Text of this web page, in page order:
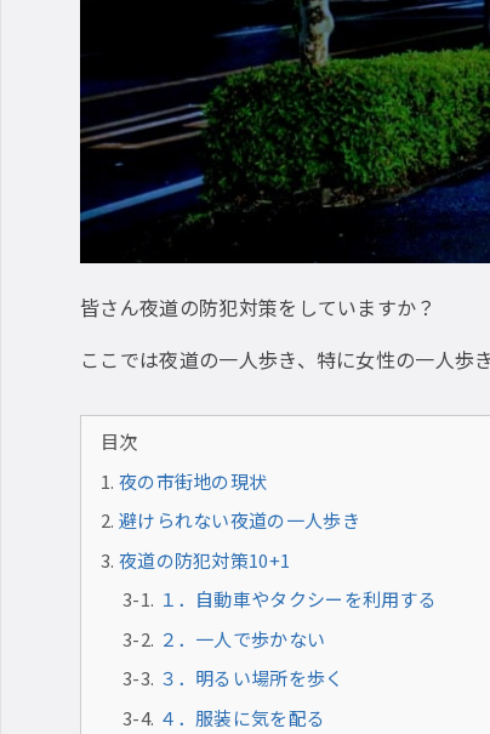
皆さん夜道の防犯対策をしていますか？
ここでは夜道の一人歩き、特に女性の一人歩
目次
夜の市街地の現状
避けられない夜道の一人歩き
夜道の防犯対策10+1
１．自動車やタクシーを利用する
２．一人で歩かない
３．明るい場所を歩く
４．服装に気を配る